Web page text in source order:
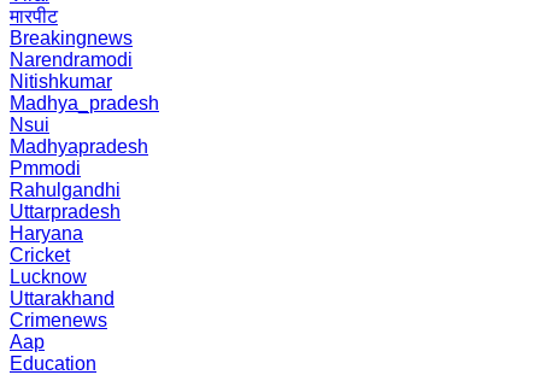
मारपीट
Breakingnews
Narendramodi
Nitishkumar
Madhya_pradesh
Nsui
Madhyapradesh
Pmmodi
Rahulgandhi
Uttarpradesh
Haryana
Cricket
Lucknow
Uttarakhand
Crimenews
Aap
Education